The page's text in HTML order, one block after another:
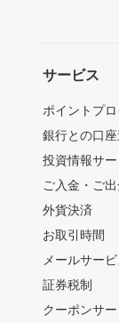
サービス
ポイントプ
銀行との口
投資情報サー
ご入金・ご出
外貨決済
お取引時間
メールサービ
証券税制
クーポンサー